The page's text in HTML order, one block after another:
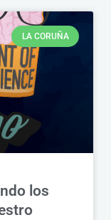
LA CORUÑA
los